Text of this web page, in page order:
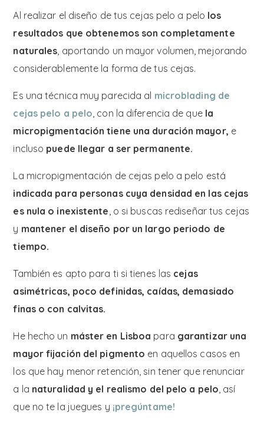
Al realizar el diseño de tus cejas pelo a pelo los
resultados que obtenemos son completamente
naturales, aportando un mayor volumen, mejorando
considerablemente la forma de tus cejas.
Es una técnica muy parecida al microblading de
cejas pelo a pelo, con la diferencia de que la
micropigmentación tiene una duración mayor, e
incluso puede llegar a ser permanente.
La micropigmentación de cejas pelo a pelo está
indicada para personas cuya densidad en las cejas
es nula o inexistente, o si buscas rediseñar tus cejas
y mantener el diseño por un largo periodo de
tiempo.
También es apto para ti si tienes las cejas
asimétricas, poco definidas, caídas, demasiado
finas o con calvitas.
He hecho un máster en Lisboa para garantizar una
mayor fijación del pigmento en aquellos casos en
los que hay menor retención, sin tener que renunciar
a la naturalidad y el realismo del pelo a pelo, así
que no te la juegues y ¡pregúntame!